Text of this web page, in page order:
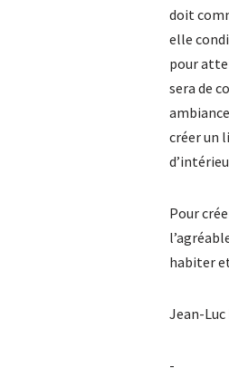
doit
elle
pour
sera de
créer un
Pour
habiter
Jean-
-